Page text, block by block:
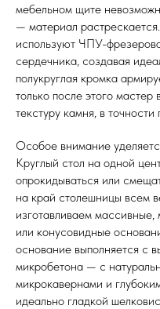
мебельном щите
— материал
используют ЧПУ-
сердечника, создавая
полукруглая кромка
только после этого
текстуру камня, в
Особое внимание
Круглый стол на одной
опрокидываться или
на край столешницы всем
изготавливаем
или конусовидные
основание выполняется с
микробетона — с
микрокавернами и
идеально гладкой